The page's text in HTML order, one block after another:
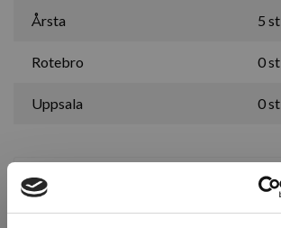
Årsta 5 st
Rotebro 0 st
Uppsala 0 st
Beskrivning